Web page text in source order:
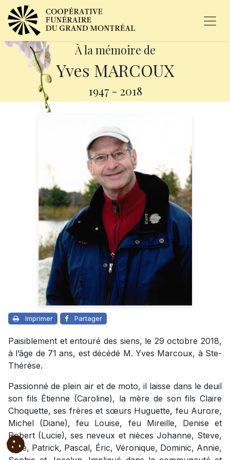
À la mémoire de
Yves MARCOUX
1947 - 2018
Imprimer Partager
Paisiblement et entouré des siens, le 29 octobre 2018,
à l’âge de 71 ans, est décédé M. Yves Marcoux, à Ste-
Thérèse.
Passionné de plein air et de moto, il laisse dans le deuil
son fils Étienne (Caroline), la mère de son fils Claire
Choquette, ses frères et sœurs Huguette, feu Aurore,
Michel (Diane), feu Louise, feu Mireille, Denise et
Robert (Lucie), ses neveux et nièces Johanne, Steve,
Mike, Patrick, Pascal, Éric, Véronique, Dominic, Annie,